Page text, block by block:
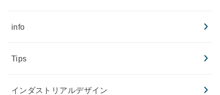
info
Tips
インダストリアルデザイン